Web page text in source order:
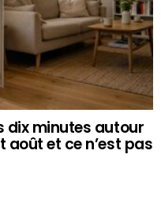
dix minutes autour
et ce n’est pas